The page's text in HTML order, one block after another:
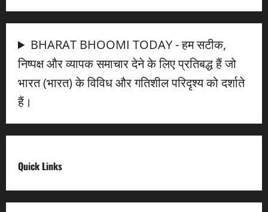
BHARAT BHOOMI TODAY - हम सटीक,
निष्पक्ष और व्यापक समाचार देने के लिए प्रतिबद्ध हैं जो
भारत (भारत) के विविध और गतिशील परिदृश्य को दर्शाते
हैं।
Quick Links